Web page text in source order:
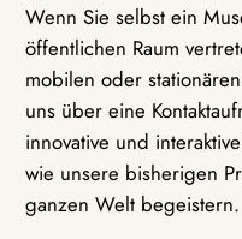
Wenn Sie selbst ein
öffentlichen Raum
mobilen oder
uns über eine
innovative und
wie unsere bisherigen
ganzen Welt begeistern.